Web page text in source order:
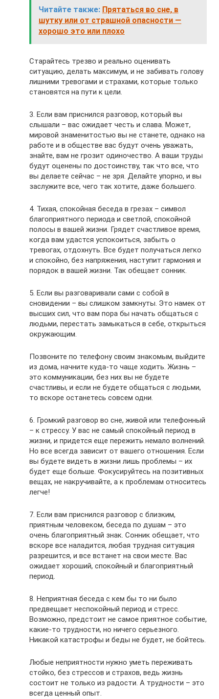
Читайте также: Прятаться во сне, в
шутку или от страшной опасности —
хорошо это или плохо
Старайтесь трезво и реально оценивать
ситуацию, делать максимум, и не забивать голову
лишними тревогами и страхами, которые только
становятся на пути к цели.
3. Если вам приснился разговор, который вы
слышали – вас ожидает честь и слава. Может,
мировой знаменитостью вы не станете, однако на
работе и в обществе вас будут очень уважать,
знайте, вам не грозит одиночество. А ваши труды
будут оценены по достоинству, так что все, что
вы делаете сейчас – не зря. Делайте упорно, и вы
заслужите все, чего так хотите, даже большего.
4. Тихая, спокойная беседа в грезах – символ
благоприятного периода и светлой, спокойной
полосы в вашей жизни. Грядет счастливое время,
когда вам удастся успокоиться, забыть о
тревогах, отдохнуть. Все будет получаться легко
и спокойно, без напряжения, наступит гармония и
порядок в вашей жизни. Так обещает сонник.
5. Если вы разговаривали сами с собой в
сновидении – вы слишком замкнуты. Это намек от
высших сил, что вам пора бы начать общаться с
людьми, перестать замыкаться в себе, открыться
окружающим.
Позвоните по телефону своим знакомым, выйдите
из дома, начните куда-то чаще ходить. Жизнь –
это коммуникации, без них вы не будете
счастливы, и если не будете общаться с людьми,
то вскоре останетесь совсем одни.
6. Громкий разговор во сне, живой или телефонный
– к стрессу. У вас не самый спокойный период в
жизни, и придется еще пережить немало волнений.
Но все всегда зависит от вашего отношения. Если
вы будете видеть в жизни лишь проблемы – их
будет еще больше. Фокусируйтесь на позитивных
вещах, не накручивайте, а к проблемам относитесь
легче!
7. Если вам приснился разговор с близким,
приятным человеком, беседа по душам – это
очень благоприятный знак. Сонник обещает, что
вскоре все наладится, любая трудная ситуация
разрешится, и все встанет на свои месте. Вас
ожидает хороший, спокойный и благоприятный
период.
8. Неприятная беседа с кем бы то ни было
предвещает неспокойный период и стресс.
Возможно, предстоит не самое приятное событие,
какие-то трудности, но ничего серьезного.
Никакой катастрофы и беды не будет, не бойтесь.
Любые неприятности нужно уметь переживать
стойко, без стрессов и страхов, ведь жизнь
состоит не только из радости. А трудности – это
всегда ценный опыт.